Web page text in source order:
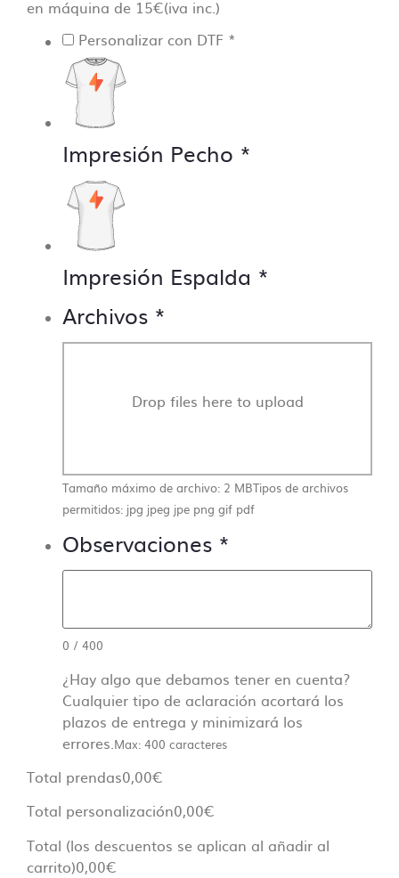
en máquina de 15€(iva inc.)
Personalizar con DTF *
Impresión Pecho *
Impresión Espalda *
Archivos *
Drop files here to upload
Tamaño máximo de archivo: 2 MBTipos de archivos
permitidos: jpg jpeg jpe png gif pdf
Observaciones *
0 / 400
¿Hay algo que debamos tener en cuenta?
Cualquier tipo de aclaración acortará los
plazos de entrega y minimizará los
errores. Max: 400 caracteres
Total prendas0,00€
Total personalización0,00€
Total (los descuentos se aplican al añadir al
carrito)0,00€